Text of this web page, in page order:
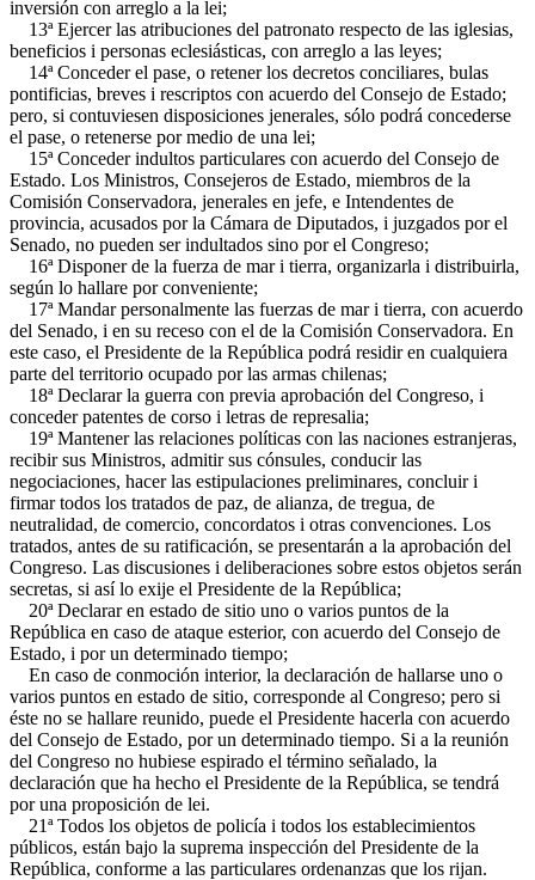
inversión con arreglo a la lei;
13ª Ejercer las atribuciones del patronato respecto de las iglesias,
beneficios i personas eclesiásticas, con arreglo a las leyes;
14ª Conceder el pase, o retener los decretos conciliares, bulas
pontificias, breves i rescriptos con acuerdo del Consejo de Estado;
pero, si contuviesen disposiciones jenerales, sólo podrá concederse
el pase, o retenerse por medio de una lei;
15ª Conceder indultos particulares con acuerdo del Consejo de
Estado. Los Ministros, Consejeros de Estado, miembros de la
Comisión Conservadora, jenerales en jefe, e Intendentes de
provincia, acusados por la Cámara de Diputados, i juzgados por el
Senado, no pueden ser indultados sino por el Congreso;
16ª Disponer de la fuerza de mar i tierra, organizarla i distribuirla,
según lo hallare por conveniente;
17ª Mandar personalmente las fuerzas de mar i tierra, con acuerdo
del Senado, i en su receso con el de la Comisión Conservadora. En
este caso, el Presidente de la República podrá residir en cualquiera
parte del territorio ocupado por las armas chilenas;
18ª Declarar la guerra con previa aprobación del Congreso, i
conceder patentes de corso i letras de represalia;
19ª Mantener las relaciones políticas con las naciones estranjeras,
recibir sus Ministros, admitir sus cónsules, conducir las
negociaciones, hacer las estipulaciones preliminares, concluir i
firmar todos los tratados de paz, de alianza, de tregua, de
neutralidad, de comercio, concordatos i otras convenciones. Los
tratados, antes de su ratificación, se presentarán a la aprobación del
Congreso. Las discusiones i deliberaciones sobre estos objetos serán
secretas, si así lo exije el Presidente de la República;
20ª Declarar en estado de sitio uno o varios puntos de la
República en caso de ataque esterior, con acuerdo del Consejo de
Estado, i por un determinado tiempo;
En caso de conmoción interior, la declaración de hallarse uno o
varios puntos en estado de sitio, corresponde al Congreso; pero si
éste no se hallare reunido, puede el Presidente hacerla con acuerdo
del Consejo de Estado, por un determinado tiempo. Si a la reunión
del Congreso no hubiese espirado el término señalado, la
declaración que ha hecho el Presidente de la República, se tendrá
por una proposición de lei.
21ª Todos los objetos de policía i todos los establecimientos
públicos, están bajo la suprema inspección del Presidente de la
República, conforme a las particulares ordenanzas que los rijan.